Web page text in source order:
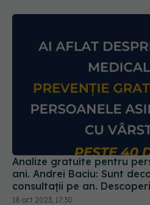
Analize gratuite pentru
ani. Andrei Baciu: Sunt
consultații pe an.
cancerul poate fi tratat
18 oct 2023, 17:30